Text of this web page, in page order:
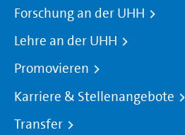
Forschung an der UHH
Lehre an der UHH
Promovieren
Karriere & Stellenangebote
Transfer